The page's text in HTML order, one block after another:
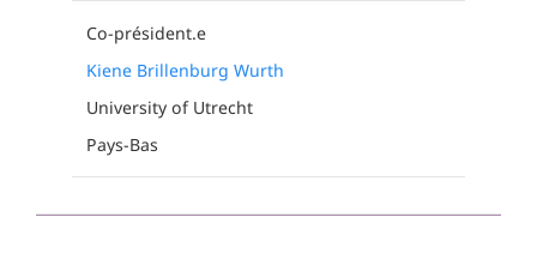
Co-président.e
Kiene Brillenburg Wurth
University of Utrecht
Pays-Bas